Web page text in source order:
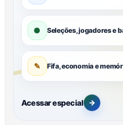
● Seleções, jogadores e
✎ Fifa, economia e
Acessar especial →